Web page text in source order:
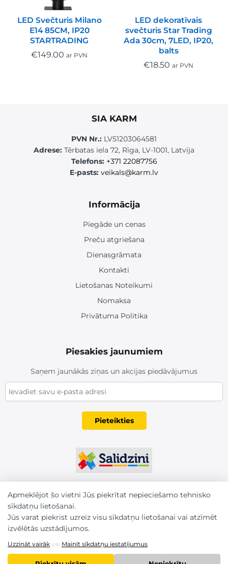
LED Svečturis Milano
E14 85CM, IP20
STARTRADING
€149.00 ar PVN
LED dekoratīvais
svečturis Star Trading
Ada 30cm, 7LED, IP20,
balts
€18.50 ar PVN
SIA KARM
PVN Nr.: LV51203064581
Adrese: Tērbatas iela 72, Rīga, LV-1001, Latvija
Telefons: +371 22087756
E-pasts: veikals@karm.lv
Informācija
Piegāde un cenas
Preču atgriešana
Dienasgrāmata
Kontakti
Lietošanas Noteikumi
Nomaksa
Privātuma Politika
Piesakies jaunumiem
Saņem jaunākās ziņas un akcijas piedāvājumus
Pieteikties
Apmeklējot šo vietni Jūs piekrītat nepieciešamo tehnisko
sīkdatņu lietošanai.
Jūs varat piekrist uzreiz visu sīkdatņu lietošanai vai atzīmēt
izvēlētās uzstādījumos.
Uzzināt vairāk vai Mainīt sīkdatņu iestatījumus